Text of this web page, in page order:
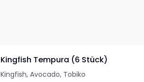
Kingfish Tempura (6 Stück)
Kingfish, Avocado, Tobiko